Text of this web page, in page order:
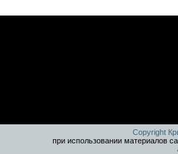
Copyright
при использовании материалов